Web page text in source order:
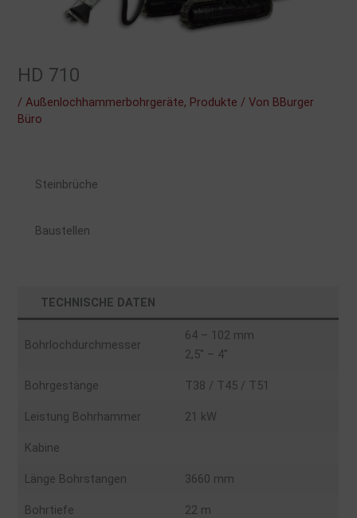
HD 710
/Außenlochhammerbohrgeräte, Produkte / Von BBurger
Büro
Steinbrüche
Baustellen
TECHNISCHE DATEN
Bohrlochdurchmesser
64 – 102 mm
2,5″ – 4″
Bohrgestänge T38 / T45 / T51
Leistung Bohrhammer 21 kW
Kabine
Länge Bohrstangen 3660 mm
Bohrtiefe 22 m